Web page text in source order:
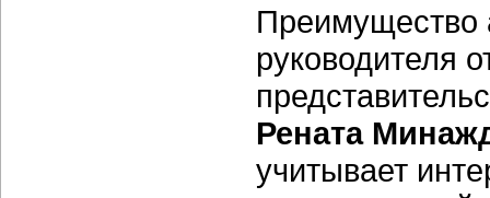
Преимущество
руководителя
Рената
учитывает